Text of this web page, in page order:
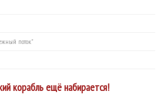
поток"
корабль ещё набирается!